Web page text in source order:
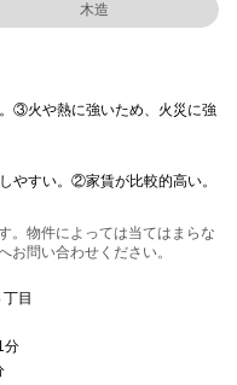
木造
③火や熱に強いため、火災に強
やすい。②家賃が比較的高い。
。物件によっては当てはまらな
お問い合わせください。
目
分